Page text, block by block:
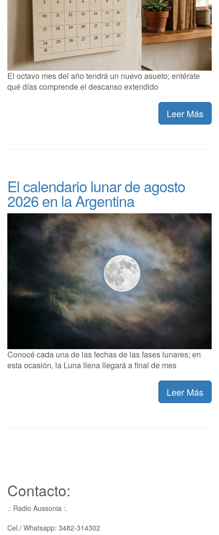
El octavo mes del año tendrá un nuevo asueto; entérate
qué días comprende el descanso extendido
Leer Más
El calendario lunar de agosto
2026 en la Argentina
Conocé cada una de las fechas de las fases lunares; en
esta ocasión, la Luna llena llegará a final de mes
Leer Más
Contacto:
.: Radio Aussonia :.
Cel./ Whatsapp: 3482-314302